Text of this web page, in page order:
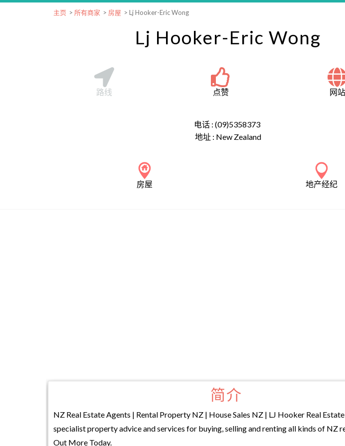
主页 > 所有商家 > 房屋 > Lj Hooker-Eric Wong
Lj Hooker-Eric Wong
路线 点赞 网站
电话 : (09)5358373
地址 : New Zealand
房屋 地产经纪
简介
NZ Real Estate Agents | Rental Property NZ | House Sales NZ | LJ Hooker Real
specialist property advice and services for buying, selling and renting all kinds of NZ
Out More Today.